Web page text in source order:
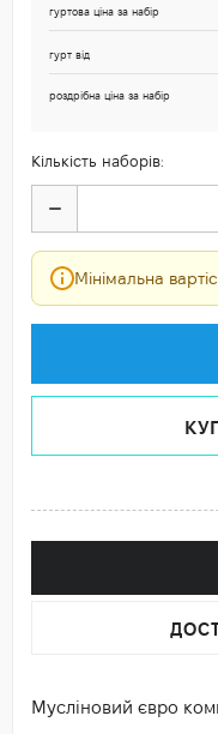
гуртова ціна за набір
гурт від
роздрібна ціна за набір
Кількість наборів:
Мінімальна
Мусліновий євро